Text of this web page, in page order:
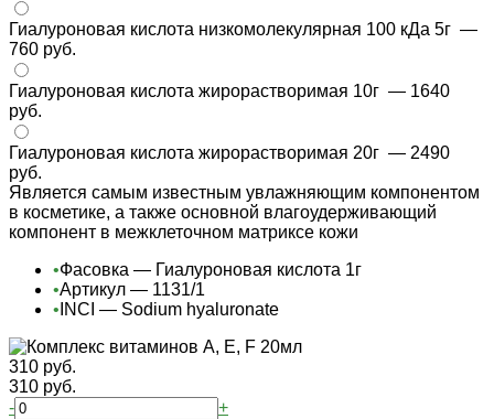
Гиалуроновая кислота низкомолекулярная 100 кДа 5г —
760 руб.
Гиалуроновая кислота жирорастворимая 10г — 1640
руб.
Гиалуроновая кислота жирорастворимая 20г — 2490
руб.
Является самым известным увлажняющим компонентом
в косметике, а также основной влагоудерживающий
компонент в межклеточном матриксе кожи
•Фасовка — Гиалуроновая кислота 1г
•Артикул — 1131/1
• INCI — Sodium hyaluronate
310 руб.
310 руб.
-
+